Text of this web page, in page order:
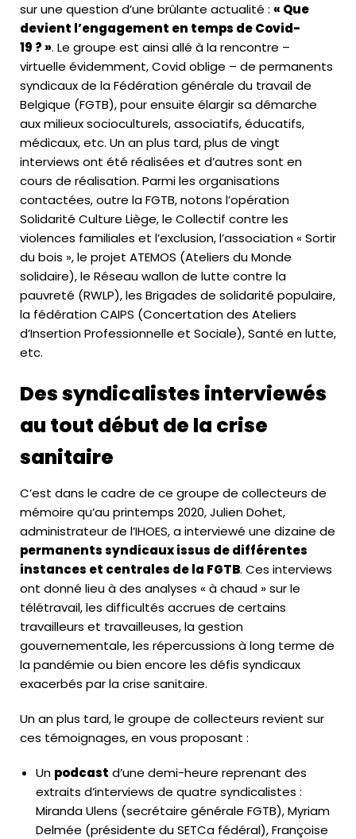
sur une question d’une brûlante actualité : « Que
devient l’engagement en temps de Covid-
19 ? ». Le groupe est ainsi allé à la rencontre –
virtuelle évidemment, Covid oblige – de permanents
syndicaux de laFédération générale du travail de
Belgique (FGTB), pour ensuite élargir sa démarche
aux milieux socioculturels, associatifs, éducatifs,
médicaux, etc. Un an plus tard, plus de vingt
interviews ont été réalisées et d’autres sont en
cours de réalisation. Parmi les organisations
contactées, outre la FGTB, notons l’opération
Solidarité Culture Liège, le Collectif contre les
violences familiales et l’exclusion, l’association « Sortir
du bois », le projet ATEMOS (Ateliers du Monde
solidaire), le Réseau wallon de lutte contre la
pauvreté (RWLP), les Brigades de solidarité populaire,
la fédération CAIPS (Concertation des Ateliers
d’Insertion Professionnelle et Sociale), Santé en lutte,
etc.
Des syndicalistes interviewés
au tout début de la crise
sanitaire
C’est dans le cadre de ce groupe de collecteurs de
mémoire qu’au printemps 2020, Julien Dohet,
administrateur de l’IHOES, a interviewé une dizaine de
permanents syndicaux issus de différentes
instances et centrales de la FGTB. Ces interviews
ont donné lieu à des analyses « à chaud » sur le
télétravail, les difficultés accrues de certains
travailleurs et travailleuses, la gestion
gouvernementale, les répercussions à long terme de
la pandémie ou bien encore les défis syndicaux
exacerbés par la crise sanitaire.
Un an plus tard, le groupe de collecteurs revient sur
ces témoignages, en vous proposant :
Un podcast d’une demi-heure reprenant des
extraits d’interviews de quatre syndicalistes :
Miranda Ulens (secrétaire générale FGTB), Myriam
Delmée (présidente du SETCa fédéral), Françoise